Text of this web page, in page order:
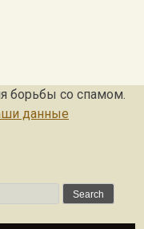
борьбы со спамом.
данные